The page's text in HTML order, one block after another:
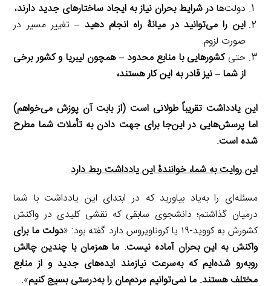
دولت‌هادر شرایط بحران نیاز به ایجاد ساختارهای جدید دارند،
این را می‌توانید در میانۀ راه انجام دهید – تغییر مسیر در
صورت لزوم.
حتیکشورهایی با منابع محدود–همچون لیبریا و کشور برخی
از شما–نیز قادر به این کار هستند،
این یادداشت تقریباً طولانی است (از بابت آن پوزش می‌خواهم)
اما پرسش‌هایی در این‌جا برای جهت دادن به تأملات شما مطرح
شده است.
این روایت به شما، خوانندۀ این یادداشت ربط دارد
مسئله‌ای را به‌یاد بیاورید که در ابتدای این یادداشت با شما
درمیان گذاشتم؛ دانشجوی سابقی که نقشی کلیدی در واکنش
کشورش به کووید-۱۹ یا کروناویروس دارد گفته بود: «
دولت ما برای
واکنش به این بحران آماده نیست. ما همزمان با چندین چالش
روبه‌رو شده‌‌ایم که به‌سرعت نیازمند ایده‌های جدید و از منابع
مختلف هستند. ما نمی‌توانیم مردم‌مان را به‌درستی بسیج کنیم».